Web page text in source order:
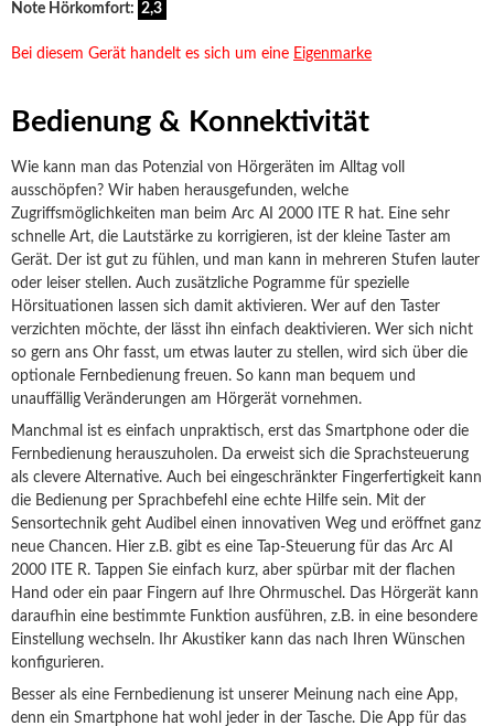
Note Hörkomfort: 2,3
Bei diesem Gerät handelt es sich um eine Eigenmarke
Bedienung & Konnektivität
Wie kann man das Potenzial von Hörgeräten im Alltag voll
ausschöpfen? Wir haben herausgefunden, welche
Zugriffsmöglichkeiten man beim Arc AI 2000 ITE R hat. Eine sehr
schnelle Art, die Lautstärke zu korrigieren, ist der kleine Taster am
Gerät. Der ist gut zu fühlen, und man kann in mehreren Stufen lauter
oder leiser stellen. Auch zusätzliche Pogramme für spezielle
Hörsituationen lassen sich damit aktivieren. Wer auf den Taster
verzichten möchte, der lässt ihn einfach deaktivieren. Wer sich nicht
so gern ans Ohr fasst, um etwas lauter zu stellen, wird sich über die
optionale Fernbedienung freuen. So kann man bequem und
unauffällig Veränderungen am Hörgerät vornehmen.
Manchmal ist es einfach unpraktisch, erst das Smartphone oder die
Fernbedienung herauszuholen. Da erweist sich die Sprachsteuerung
als clevere Alternative. Auch bei eingeschränkter Fingerfertigkeit kann
die Bedienung per Sprachbefehl eine echte Hilfe sein. Mit der
Sensortechnik geht Audibel einen innovativen Weg und eröffnet ganz
neue Chancen. Hier z.B. gibt es eine Tap-Steuerung für das Arc AI
2000 ITE R. Tappen Sie einfach kurz, aber spürbar mit der flachen
Hand oder ein paar Fingern auf Ihre Ohrmuschel. Das Hörgerät kann
daraufhin eine bestimmte Funktion ausführen, z.B. in eine besondere
Einstellung wechseln. Ihr Akustiker kann das nach Ihren Wünschen
konfigurieren.
Besser als eine Fernbedienung ist unserer Meinung nach eine App,
denn ein Smartphone hat wohl jeder in der Tasche. Die App für das